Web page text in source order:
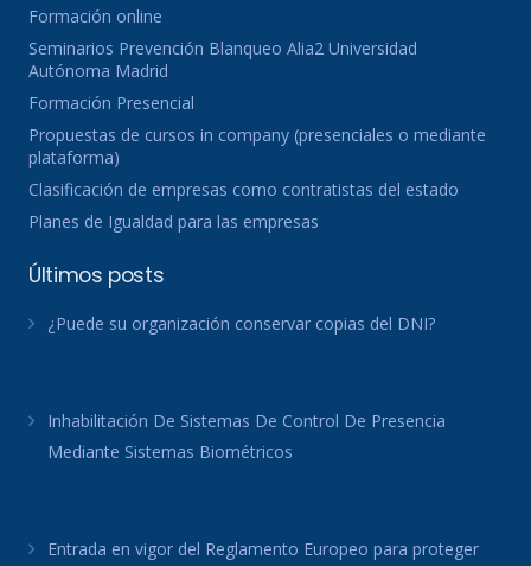
Formación online
Seminarios Prevención Blanqueo Alia2 Universidad
Autónoma Madrid
Formación Presencial
Propuestas de cursos in company (presenciales o mediante
plataforma)
Clasificación de empresas como contratistas del estado
Planes de Igualdad para las empresas
Últimos posts
¿Puede su organización conservar copias del DNI?
Inhabilitación De Sistemas De Control De Presencia
Mediante Sistemas Biométricos
Entrada en vigor del Reglamento Europeo para proteger